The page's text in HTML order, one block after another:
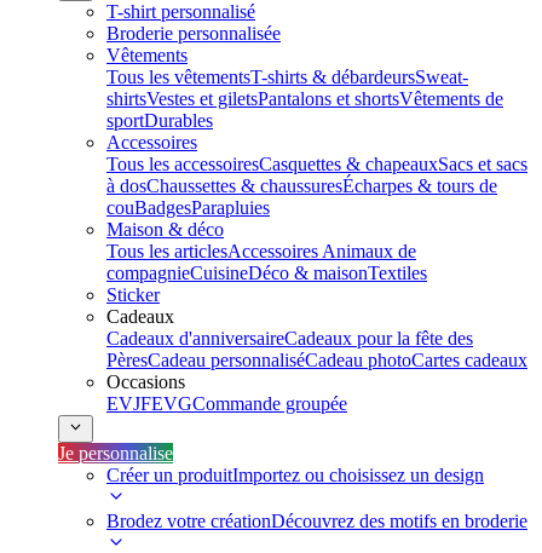
T-shirt personnalisé
Broderie personnalisée
Vêtements
Tous les vêtementsT-shirts & débardeursSweat-
shirtsVestes et giletsPantalons et shortsVêtements de
sportDurables
Accessoires
Tous les accessoiresCasquettes & chapeauxSacs et sacs
à dosChaussettes & chaussuresÉcharpes & tours de
couBadgesParapluies
Maison & déco
Tous les articlesAccessoires Animaux de
compagnieCuisineDéco & maisonTextiles
Sticker
Cadeaux
Cadeaux d'anniversaireCadeaux pour la fête des
PèresCadeau personnaliséCadeau photoCartes cadeaux
Occasions
EVJFEVGCommande groupée
Je personnalise
Créer un produitImportez ou choisissez un design
Brodez votre créationDécouvrez des motifs en broderie